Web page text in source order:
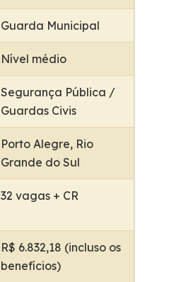
Guarda Municipal
Nível médio
Segurança Pública /
Guardas Civis
Porto Alegre, Rio
Grande do Sul
32 vagas + CR
R$ 6.832,18 (incluso os
benefícios)